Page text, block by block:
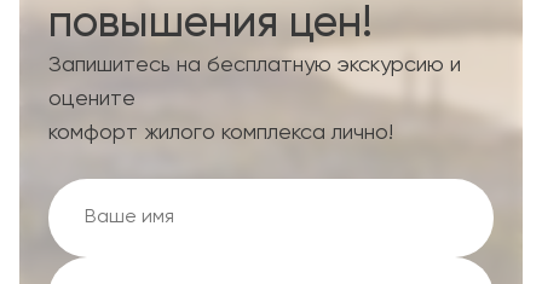
повышения цен!
Запишитесь на бесплатную экскурсию и
оцените
комфорт жилого комплекса лично!